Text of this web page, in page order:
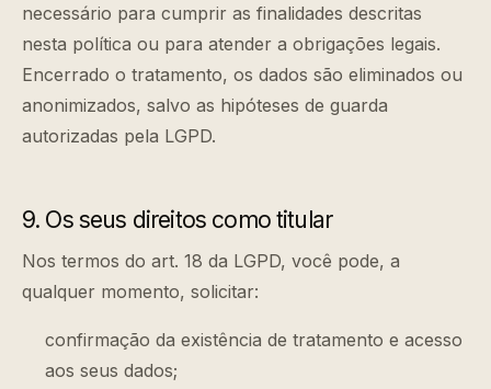
necessário para cumprir as finalidades descritas
nesta política ou para atender a obrigações legais.
Encerrado o tratamento, os dados são eliminados ou
anonimizados, salvo as hipóteses de guarda
autorizadas pela LGPD.
9. Os seus direitos como titular
Nos termos do art. 18 da LGPD, você pode, a
qualquer momento, solicitar:
confirmação da existência de tratamento e acesso
aos seus dados;